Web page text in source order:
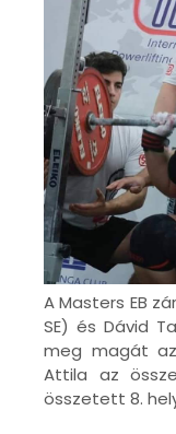
A Masters EB
SE) és Dávid
meg magát az
Attila az
összetett 8.